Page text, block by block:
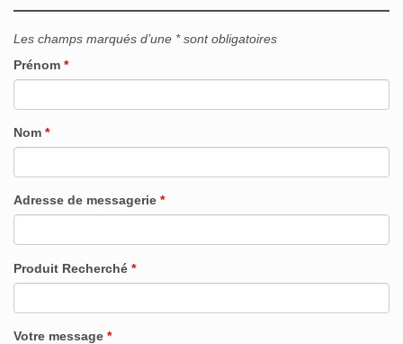
Les champs marqués d’une * sont obligatoires
Prénom *
Nom *
Adresse de messagerie *
Produit Recherché *
Votre message *